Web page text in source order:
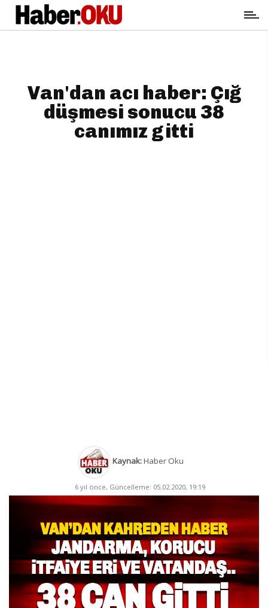
Van'dan acı haber: Çığ
düşmesi sonucu 38
canımız gitti
Kaynak:Haber Oku
6 yıl önce, Güncelleme: 05.02.2020, 19:19